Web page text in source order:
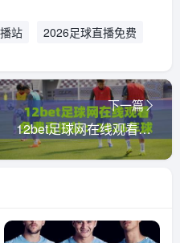
站 2026足球直播免费
下一篇
12bet足球网在线观看免费直播站：2026年球迷必备的观赛新选择